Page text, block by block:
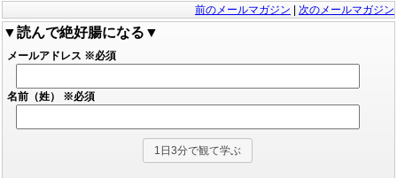
前のメールマガジン | 次のメールマガジン
▼読んで絶好腸になる▼
メールアドレス ※必須
名前（姓） ※必須